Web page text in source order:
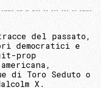
del passato,
democratici e
prop
di Toro Seduto o
X.